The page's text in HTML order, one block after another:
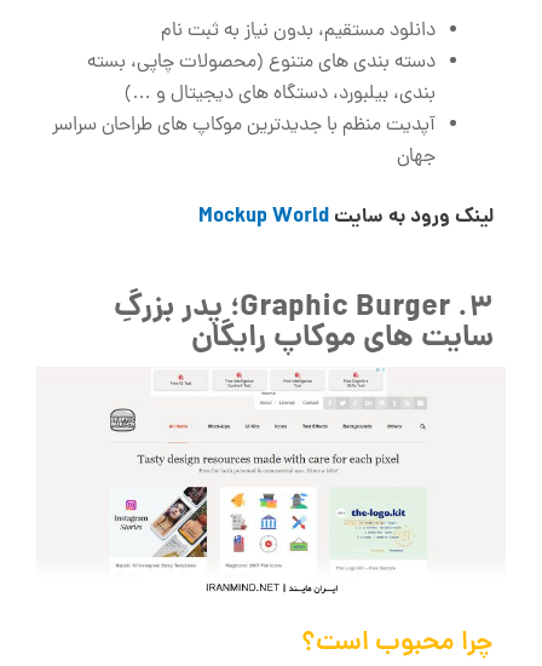
دانلود مستقیم، بدون نیاز به ثبت ‌نام
دسته‌ بندی ‌های متنوع (محصولات چاپی، بسته
‌بندی، بیلبورد، دستگاه ‌های دیجیتال و …)
آپدیت منظم با جدیدترین موکاپ‌ های طراحان سراسر
جهان
لینک ورود به سایتMockup World
3. Graphic Burger؛ پدر بزرگِ
سایت های موکاپ رایگان
چرا محبوب است؟